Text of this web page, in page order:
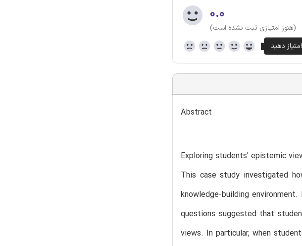
۰.۰
(هنوز امتیازی ثبت نشده است)
Abstract
Exploring students' epistemic
This case study investigated
knowledge-building
questions suggested that
views. In particular, when